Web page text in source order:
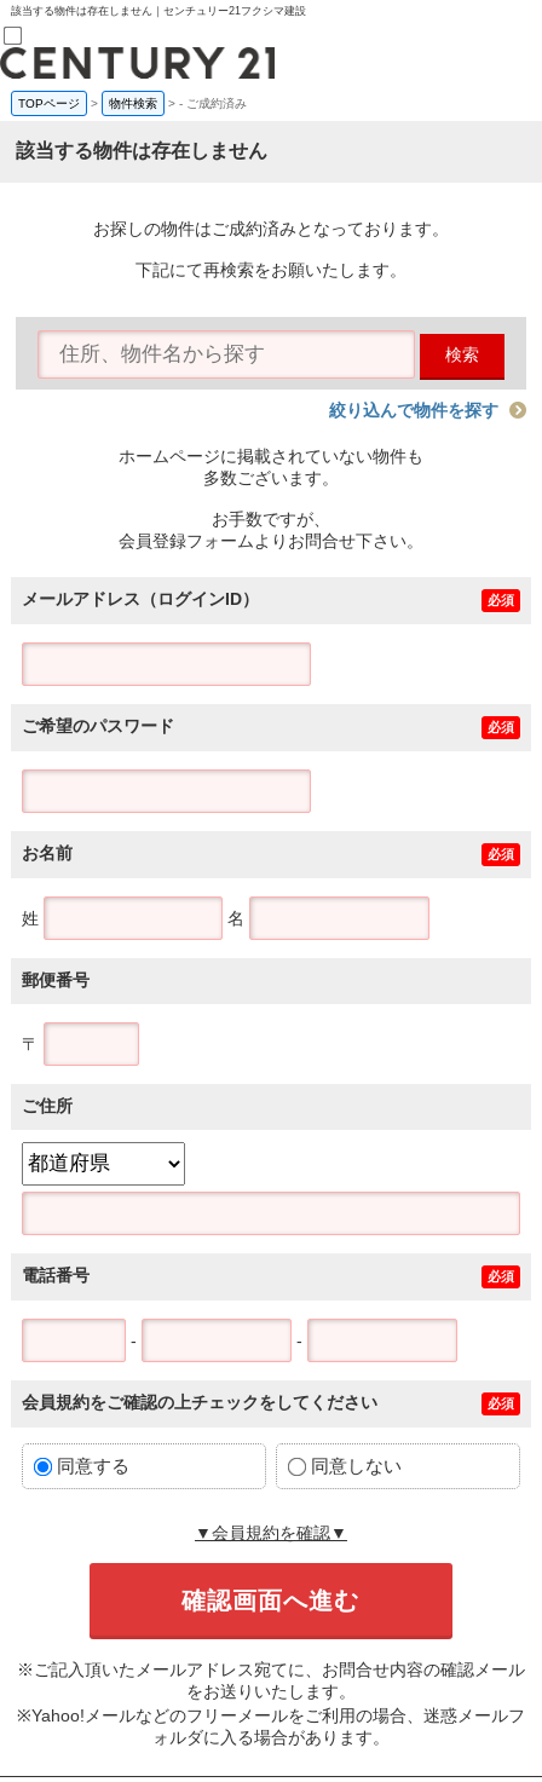
該当する物件は存在しません｜センチュリー21フクシマ建設
売買部
0120-800-844
賃貸部
会員メニュー
物件を探す
購入TOP
条件から探す
住宅ローン控除シミュレータ
TOPページ > 物件検索 >- ご成約済み
該当する物件は存在しません
お探しの物件はご成約済みとなっております。
下記にて再検索をお願いたします。
検索
絞り込んで物件を探す
ホームページに掲載されていない物件も
多数ございます。
お手数ですが、
会員登録フォームよりお問合せ下さい。
メールアドレス（ログインID） 必須
ご希望のパスワード 必須
お名前 必須
姓 名
郵便番号
〒
ご住所
電話番号 必須
- -
会員規約をご確認の上チェックをしてください 必須
同意する 同意しない
▼会員規約を確認▼
※ご記入頂いたメールアドレス宛てに、お問合せ内容の確認メール
をお送りいたします。
※Yahoo!メールなどのフリーメールをご利用の場合、迷惑メールフ
ォルダに入る場合があります。